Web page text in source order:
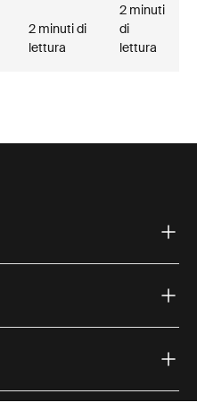
2 minuti di
lettura
2 minuti
di
lettura